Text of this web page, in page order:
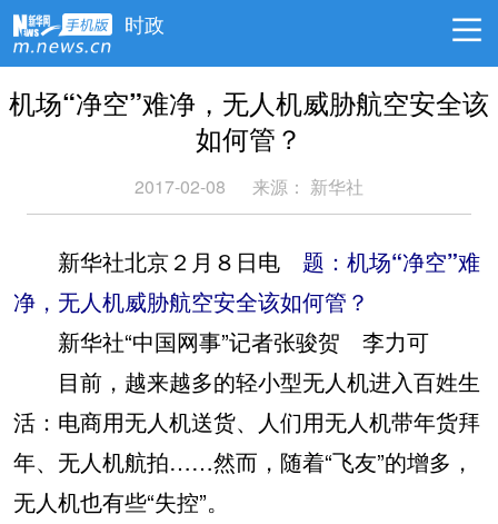
时政
机场“净空”难净，无人机威胁航空安全该
如何管？
2017-02-08 来源： 新华社
新华社北京２月８日电 题：机场“净空”难
净，无人机威胁航空安全该如何管？
新华社“中国网事”记者张骏贺 李力可
目前，越来越多的轻小型无人机进入百姓生
活：电商用无人机送货、人们用无人机带年货拜
年、无人机航拍……然而，随着“飞友”的增多，
无人机也有些“失控”。